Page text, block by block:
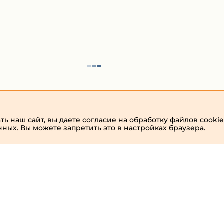
наш сайт, вы даете согласие на обработку файлов cookie
Вы можете запретить это в настройках браузера.